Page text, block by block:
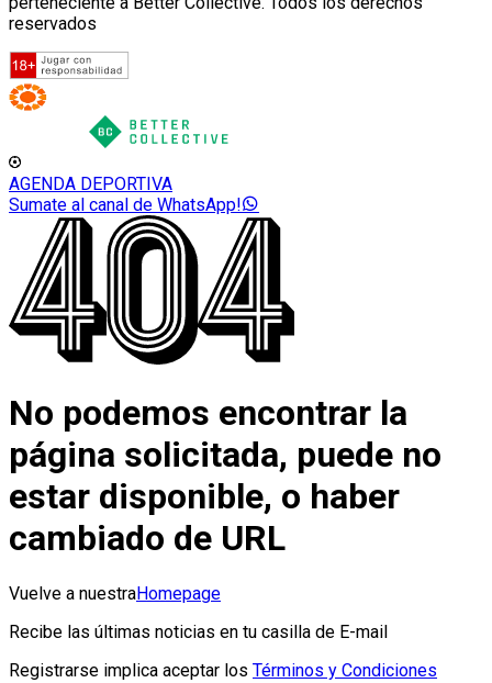
reservados
AGENDA DEPORTIVA
Sumate al canal de WhatsApp!
No podemos encontrar la
página solicitada, puede no
estar disponible, o haber
cambiado de URL
Vuelve a nuestraHomepage
Recibe las últimas noticias en tu casilla de E-mail
Registrarse implica aceptar los Términos y Condiciones